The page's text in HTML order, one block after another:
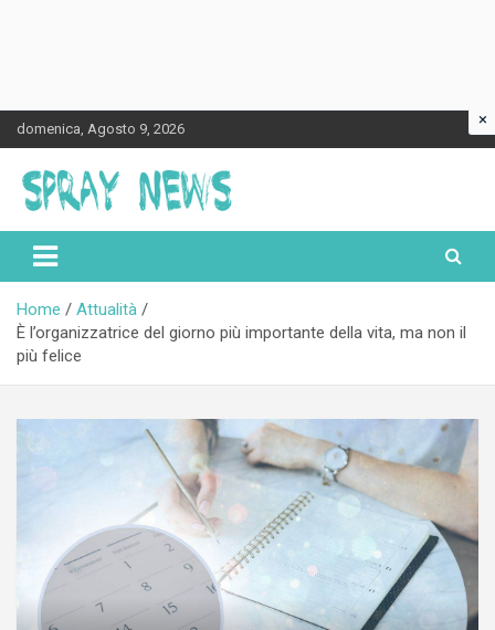
Skip
to
content
domenica, Agosto 9, 2026
Spraynews.it
Home
Attualità
È l’organizzatrice del giorno più importante della vita, ma non il
più felice
×